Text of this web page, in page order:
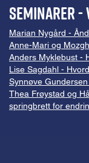
Seminarer -
Marian Nygård -
Anne-Mari og
Anders Myklebust -
Lise Sagdahl -
Synnøve
Thea Frøystad og
springbrett for